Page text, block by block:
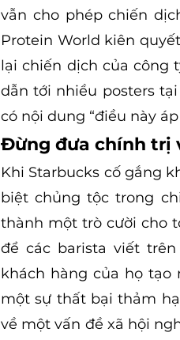
vẫn cho phép chiến
Protein World kiên
lại chiến dịch của công
dẫn tới nhiều posters
có nội dung “điều này
Đừng đưa chính trị
Khi Starbucks cố gắng
biệt chủng tộc trong
thành một trò cười cho
để các barista viết
khách hàng của họ tạo
một sự thất bại thảm
về một vấn đề xã hội